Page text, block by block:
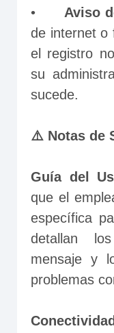
Aviso
de internet o
el registro
su
sucede.
⚠️ Notas de
Guía del
que el
específica
detallan
mensaje y
problemas